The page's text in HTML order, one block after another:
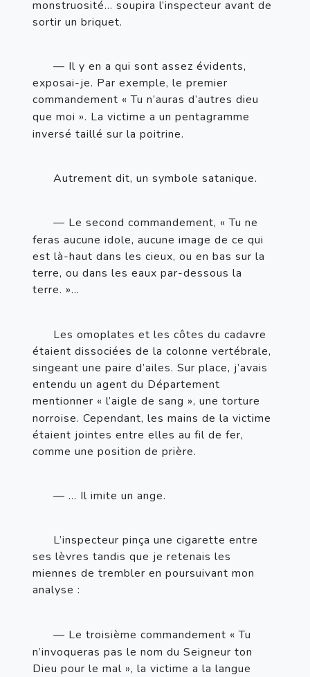
monstruosité… soupira l’inspecteur avant de
sortir un briquet.
— Il y en a qui sont assez évidents,
exposai-je. Par exemple, le premier
commandement « Tu n’auras d’autres dieu
que moi ». La victime a un pentagramme
inversé taillé sur la poitrine.
Autrement dit, un symbole satanique.
— Le second commandement, « Tu ne
feras aucune idole, aucune image de ce qui
est là-haut dans les cieux, ou en bas sur la
terre, ou dans les eaux par-dessous la
terre. »…
Les omoplates et les côtes du cadavre
étaient dissociées de la colonne vertébrale,
singeant une paire d’ailes. Sur place, j’avais
entendu un agent du Département
mentionner « l’aigle de sang », une torture
norroise. Cependant, les mains de la victime
étaient jointes entre elles au fil de fer,
comme une position de prière.
— … Il imite un ange.
L’inspecteur pinça une cigarette entre
ses lèvres tandis que je retenais les
miennes de trembler en poursuivant mon
analyse :
— Le troisième commandement « Tu
n’invoqueras pas le nom du Seigneur ton
Dieu pour le mal », la victime a la langue